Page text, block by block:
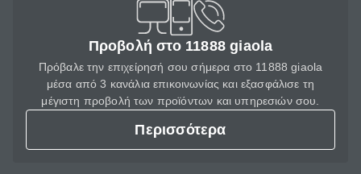
Προβολή στο 11888 giaola
Πρόβαλε την επιχείρησή σου σήμερα στο 11888 giaola
μέσα από 3 κανάλια επικοινωνίας και εξασφάλισε τη
μέγιστη προβολή των προϊόντων και υπηρεσιών σου.
Περισσότερα